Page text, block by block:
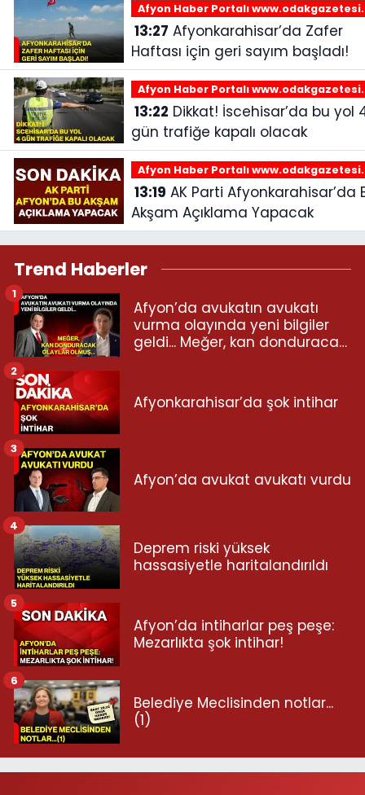
Afyon Haber Portalı
13:27
Haftası için geri sayım başladı!
Afyon Haber Portalı
13:22
gün trafiğe kapalı olacak
Afyon Haber Portalı
13:19
Akşam Açıklama Yapacak
Trend Haberler
Afyon’da avukatın avukatı
vurma olayında yeni bilgiler
geldi... Meğer, kan donduracak
1
Afyonkarahisar’da şok intihar
2
Afyon’da avukat avukatı vurdu
3
Deprem riski yüksek
hassasiyetle haritalandırıldı
4
Afyon’da intiharlar peş peşe:
Mezarlıkta şok intihar!
5
Belediye Meclisinden notlar...
(1)
6